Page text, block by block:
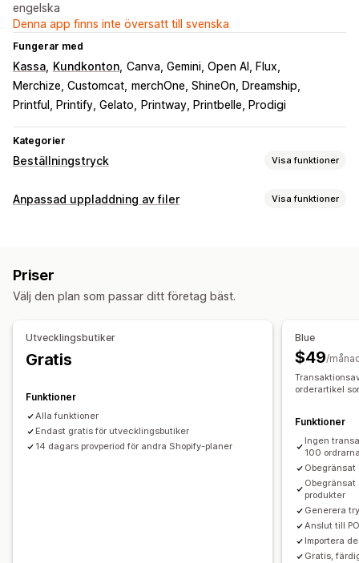
engelska
Denna app finns inte översatt till svenska
Fungerar med
Kassa Kundkonton Canva, Gemini, Open AI, Flux
Merchize, Customcat merchOne, ShineOn, Dreamship
Printful, Printify, Gelato
Printway, Printbelle, Prodigi
Kategorier
Beställningstryck Visa funktioner
Produktanpassning
Produkter
Dryckesartiklar
Laserhantverk
Smycken
Bulkleverans
Uppdateringar i realtid
Orderspårning
Anpassad uppladdning av filer Visa funktioner
Priser
Välj den plan som passar ditt företag bäst.
Utvecklingsbutiker
Gratis
Funktioner
Alla funktioner
Endast gratis för utvecklingsbutiker
14 dagars provperiod för andra Shopify-planer
Blue
$49/
orderartikel
Funktioner
Ingen
100
produkter
Generera
Anslut till
Importera
Gratis,